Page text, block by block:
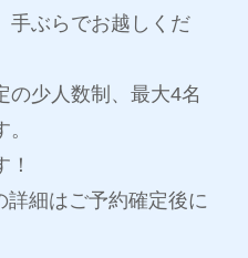
手ぶらでお越しくだ
の少人数制、最大4名
！
詳細はご予約確定後に